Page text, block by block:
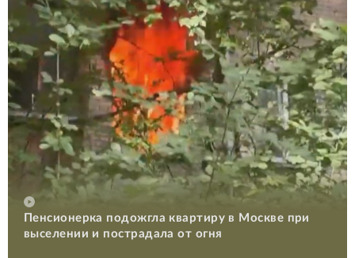
Пенсионерка подожгла квартиру в Москве при
выселении и пострадала от огня